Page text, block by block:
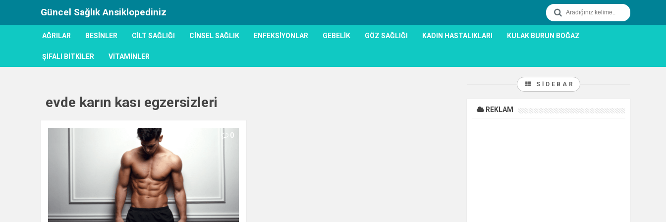
Güncel Sağlık Ansiklopediniz
AĞRILAR BESINLER CILT SAĞLIĞI CINSEL SAĞLIK ENFEKSIYONLAR GEBELIK GÖZ SAĞLIĞI KADIN HASTALIKLARI KULAK BURUN BOĞAZ
ŞIFALI BITKILER VITAMINLER
evde karın kası egzersizleri
0
SIDEBAR
REKLAM